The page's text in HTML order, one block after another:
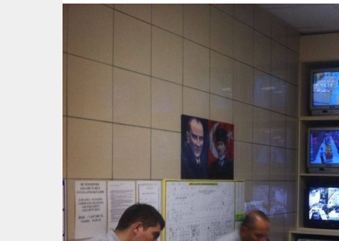
HİZMET
BÖLGELERİMİZ
Haziran
2020